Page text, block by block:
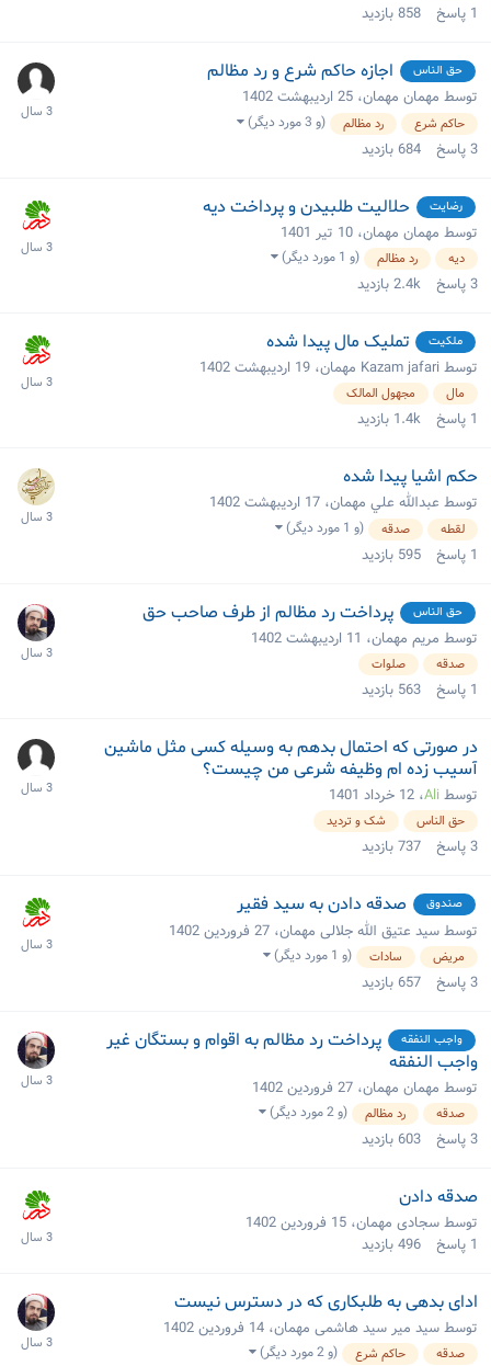
1 پاسخ 858بازدید
حق الناس اجازه حاکم شرع و رد مظالم
توسط مهمان مهمان، 25 اردیبهشت 1402
حاکم شرع رد مظالم (و 3 مورد دیگر)
3پاسخ 684 بازدید
رضایت حلالیت طلبیدن و پرداخت دیه
توسط مهمان مهمان، 10 تیر 1401
دیه رد مظالم (و 1 مورد دیگر)
3پاسخ 2.4kبازدید
ملکیت تملیک مال پیدا شده
توسط Kazam jafari مهمان، 19 اردیبهشت 1402
مال مجهول المالک
1 پاسخ 1.4k بازدید
حکم اشیا پیدا شده
توسط عبدالله علي مهمان، 17 اردیبهشت 1402
لقطه صدقه (و 1 مورد دیگر)
1 پاسخ 595 بازدید
حق الناس پرداخت رد مظالم از طرف صاحب حق
توسط مریم مهمان، 11 اردیبهشت 1402
صدقه صلوات
1 پاسخ 563 بازدید
در صورتی که احتمال بدهم به وسیله کسی مثل ماشین
آسیب زده ام وظیفه شرعی من چیست؟
توسط Ali، 12 خرداد 1401
حق الناس شک و تردید
3پاسخ 737بازدید
صندوق صدقه دادن به سید فقیر
توسط سید عتیق الله جلالی مهمان، 27 فروردین 1402
مریض سادات (و 1 مورد دیگر)
3پاسخ 657 بازدید
واجب النفقه
پرداخت رد مظالم به اقوام و بستگان غیر
واجب النفقه
توسط مهمان مهمان، 27 فروردین 1402
صدقه رد مظالم (و 2 مورد دیگر)
3پاسخ 603 بازدید
صدقه دادن
توسط سجادی مهمان، 15 فروردین 1402
1 پاسخ 496بازدید
ادای بدهی به طلبکاری که در دسترس نیست
توسط سید میر سید هاشمی مهمان، 14 فروردین 1402
صدقه حاکم شرع (و 2 مورد دیگر)